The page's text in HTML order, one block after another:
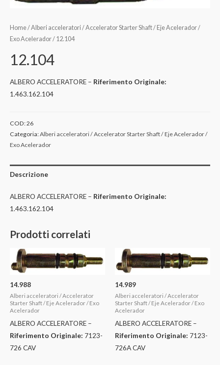
Home/Alberi acceleratori / Accelerator Starter Shaft / Eje Acelerador /
Exo Acelerador/ 12.104
12.104
ALBERO ACCELERATORE – Riferimento Originale:
1.463.162.104
COD:26
Categoria:Alberi acceleratori / Accelerator Starter Shaft / Eje Acelerador /
Exo Acelerador
Descrizione
ALBERO ACCELERATORE – Riferimento Originale:
1.463.162.104
Prodotti correlati
14.988
Alberi acceleratori / Accelerator
Starter Shaft / Eje Acelerador / Exo
Acelerador
ALBERO ACCELERATORE –
Riferimento Originale: 7123-
726 CAV
14.989
Alberi acceleratori / Accelerator
Starter Shaft / Eje Acelerador / Exo
Acelerador
ALBERO ACCELERATORE –
Riferimento Originale: 7123-
726A CAV